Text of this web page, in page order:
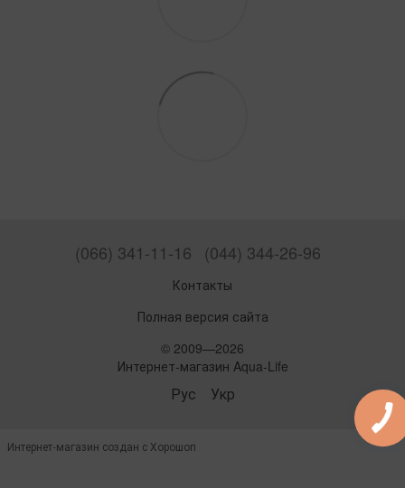
(066) 341-11-16 (044) 344-26-96
Контакты
Полная версия сайта
© 2009—2026
Интернет-магазин Aqua-Life
Рус Укр
Интернет-магазин создан с Хорошоп